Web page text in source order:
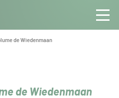
de Wiedenmaan
de Wiedenmaan